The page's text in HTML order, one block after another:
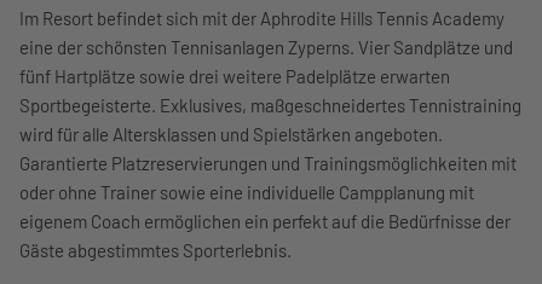
Im Resort befindet sich mit der Aphrodite Hills Tennis Academy
eine der schönsten Tennisanlagen Zyperns. Vier Sandplätze und
fünf Hartplätze sowie drei weitere Padelplätze erwarten
Sportbegeisterte. Exklusives, maßgeschneidertes Tennistraining
wird für alle Altersklassen und Spielstärken angeboten.
Garantierte Platzreservierungen und Trainingsmöglichkeiten mit
oder ohne Trainer sowie eine individuelle Campplanung mit
eigenem Coach ermöglichen ein perfekt auf die Bedürfnisse der
Gäste abgestimmtes Sporterlebnis.